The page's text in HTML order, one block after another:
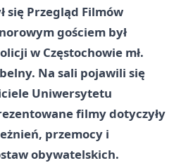
się Przegląd Filmów
gościem był
w Częstochowie mł.
Na sali pojawili się
Uniwersytetu
filmy dotyczyły
przemocy i
obywatelskich.